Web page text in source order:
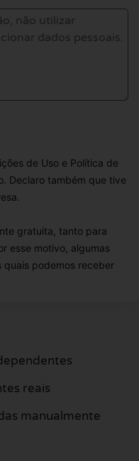
de Uso e Política de
Declaro também que tive
gratuita, tanto para
esse motivo, algumas
quais podemos receber
reais
manualmente